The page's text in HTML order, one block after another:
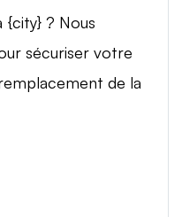
{city} ? Nous
sécuriser votre
de la